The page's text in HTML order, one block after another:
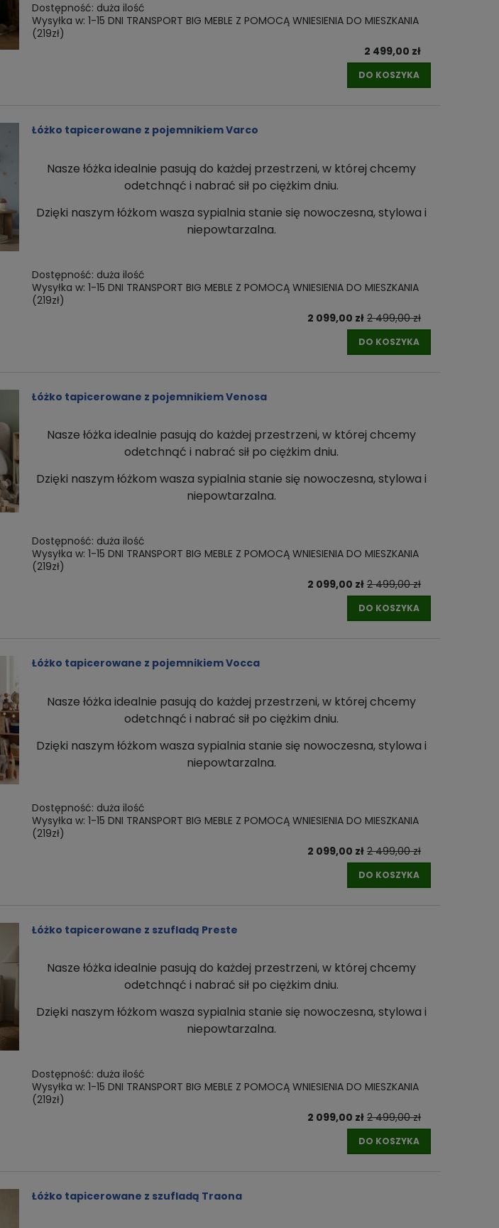
Dostępność: duża ilość
Wysyłka w: 1-15 DNI TRANSPORT BIG MEBLE Z POMOCĄ WNIESIENIA DO MIESZKANIA
(219zł)
2 499,00 zł
DO KOSZYKA
Łóżko tapicerowane z pojemnikiem Varco
Nasze łóżka idealnie pasują do każdej przestrzeni, w której chcemy
odetchnąć i nabrać sił po ciężkim dniu.
Dzięki naszym łóżkom wasza sypialnia stanie się nowoczesna, stylowa i
niepowtarzalna.
Dostępność: duża ilość
Wysyłka w: 1-15 DNI TRANSPORT BIG MEBLE Z POMOCĄ WNIESIENIA DO MIESZKANIA
(219zł)
2 099,00 zł 2 499,00 zł
DO KOSZYKA
Łóżko tapicerowane z pojemnikiem Venosa
Nasze łóżka idealnie pasują do każdej przestrzeni, w której chcemy
odetchnąć i nabrać sił po ciężkim dniu.
Dzięki naszym łóżkom wasza sypialnia stanie się nowoczesna, stylowa i
niepowtarzalna.
Dostępność: duża ilość
Wysyłka w: 1-15 DNI TRANSPORT BIG MEBLE Z POMOCĄ WNIESIENIA DO MIESZKANIA
(219zł)
2 099,00 zł 2 499,00 zł
DO KOSZYKA
Łóżko tapicerowane z pojemnikiem Vocca
Nasze łóżka idealnie pasują do każdej przestrzeni, w której chcemy
odetchnąć i nabrać sił po ciężkim dniu.
Dzięki naszym łóżkom wasza sypialnia stanie się nowoczesna, stylowa i
niepowtarzalna.
Dostępność: duża ilość
Wysyłka w: 1-15 DNI TRANSPORT BIG MEBLE Z POMOCĄ WNIESIENIA DO MIESZKANIA
(219zł)
2 099,00 zł 2 499,00 zł
DO KOSZYKA
Łóżko tapicerowane z szufladą Preste
Nasze łóżka idealnie pasują do każdej przestrzeni, w której chcemy
odetchnąć i nabrać sił po ciężkim dniu.
Dzięki naszym łóżkom wasza sypialnia stanie się nowoczesna, stylowa i
niepowtarzalna.
Dostępność: duża ilość
Wysyłka w: 1-15 DNI TRANSPORT BIG MEBLE Z POMOCĄ WNIESIENIA DO MIESZKANIA
(219zł)
2 099,00 zł 2 499,00 zł
DO KOSZYKA
Łóżko tapicerowane z szufladą Traona